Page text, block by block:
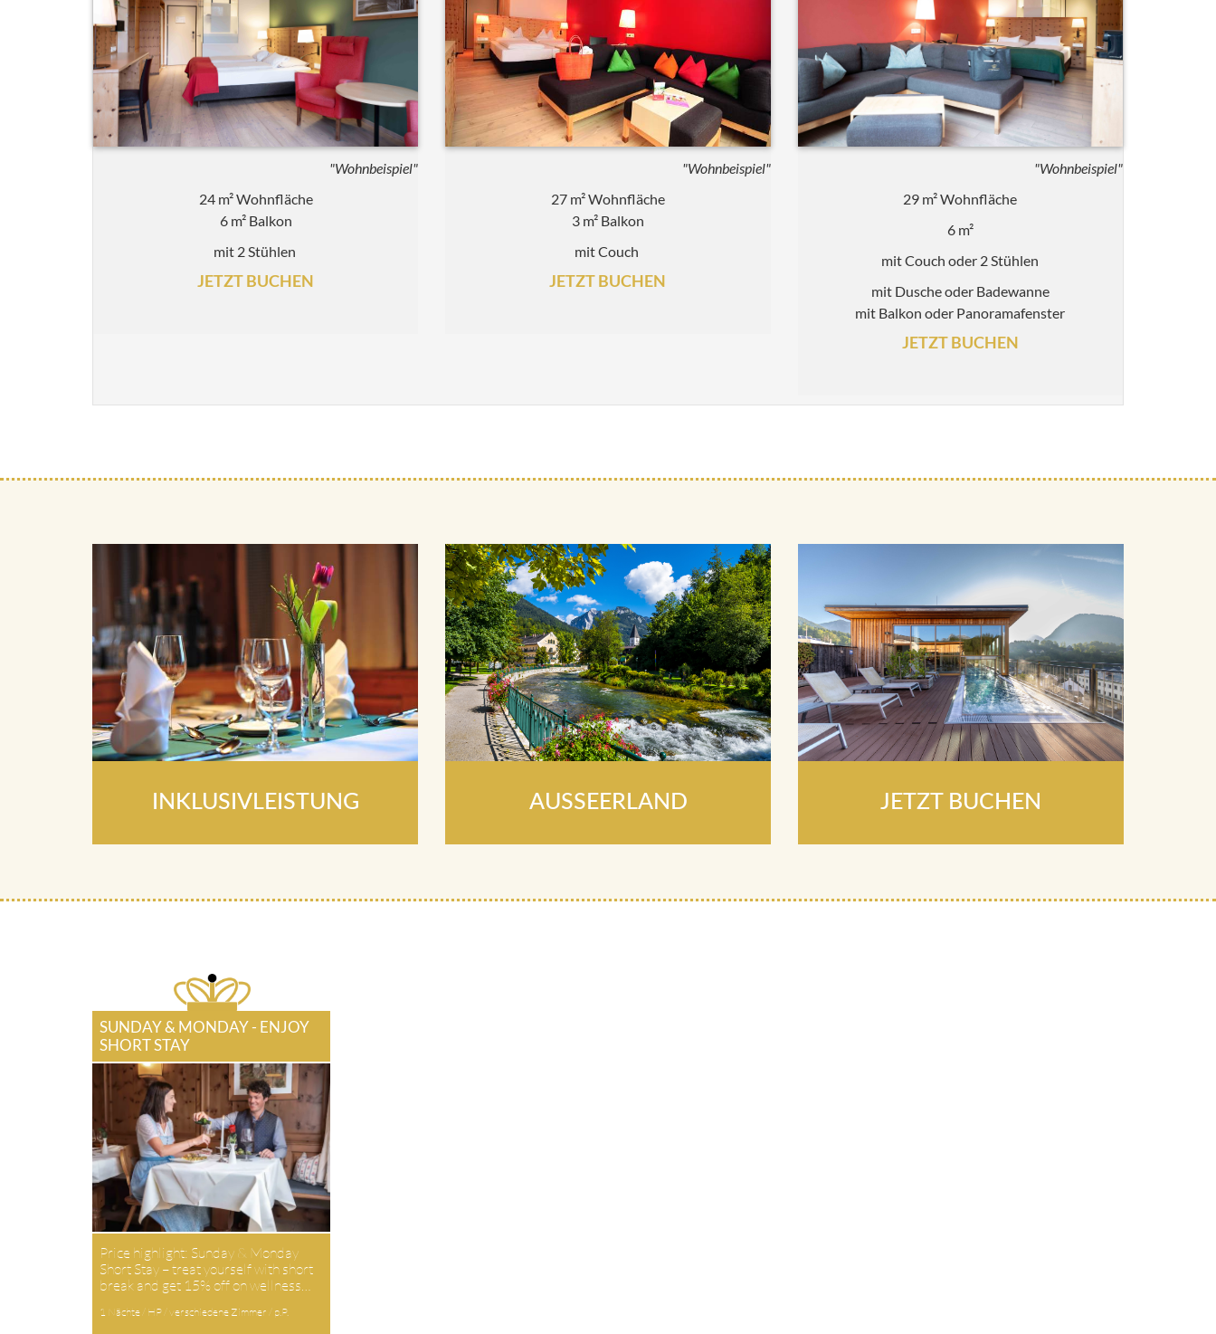
"Wohnbeispiel"
24 m² Wohnfläche
6 m² Balkon
mit 2 Stühlen
JETZT BUCHEN
"Wohnbeispiel"
27 m² Wohnfläche
3 m² Balkon
mit Couch
JETZT BUCHEN
"Wohnbeispiel"
29 m² Wohnfläche
6 m²
mit Couch oder 2 Stühlen
mit Dusche oder Badewanne
mit Balkon oder Panoramafenster
JETZT BUCHEN
INKLUSIVLEISTUNG AUSSEERLAND JETZT BUCHEN
SUNDAY & MONDAY - ENJOY
SHORT STAY
Price highlight: Sunday & Monday
Short Stay – treat yourself with short
break and get 15% off on wellness…
1 Nächte / HP / verschiedene Zimmer / p.P.